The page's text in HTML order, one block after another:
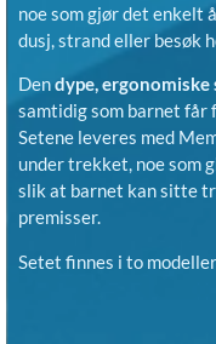
noe som gjør det enkelt
dusj, strand eller besøk
Dendype,
samtidig som barnet får
Setene leveres med
under trekket, noe som
slik at barnet kan sitte
premisser.
Setet finnes i to